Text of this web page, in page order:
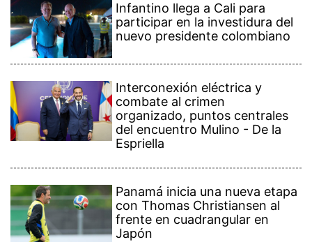
Infantino llega a Cali para
participar en la investidura del
nuevo presidente colombiano
Interconexión eléctrica y
combate al crimen
organizado, puntos centrales
del encuentro Mulino - De la
Espriella
Panamá inicia una nueva etapa
con Thomas Christiansen al
frente en cuadrangular en
Japón